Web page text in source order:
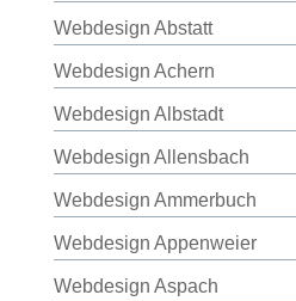
Webdesign Abstatt
Webdesign Achern
Webdesign Albstadt
Webdesign Allensbach
Webdesign Ammerbuch
Webdesign Appenweier
Webdesign Aspach